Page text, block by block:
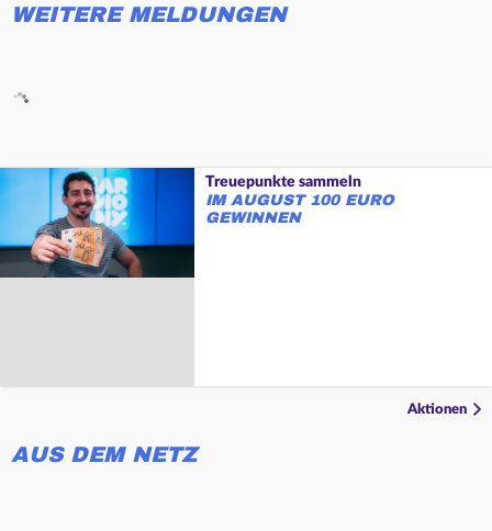
WEITERE MELDUNGEN
Treuepunkte sammeln
IM AUGUST 100 EURO
GEWINNEN
Aktionen
AUS DEM NETZ